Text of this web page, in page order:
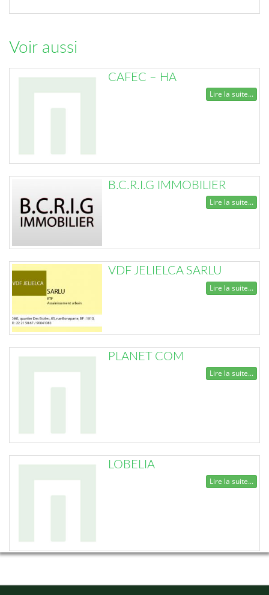
Voir aussi
CAFEC – HA
Lire la suite...
B.C.R.I.G IMMOBILIER
Lire la suite...
VDF JELIELCA SARLU
Lire la suite...
PLANET COM
Lire la suite...
LOBELIA
Lire la suite...